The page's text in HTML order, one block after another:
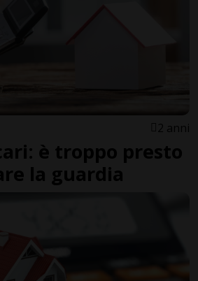
2 anni
è troppo presto
la guardia